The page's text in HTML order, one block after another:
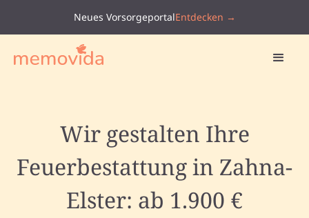
Neues VorsorgeportalEntdecken →
Wir gestalten Ihre
Feuerbestattung in Zahna-
Elster: ab 1.900 €